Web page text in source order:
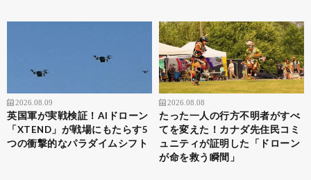
2026.08.09
英国軍が実戦検証！AIドローン
「XTEND」が戦場にもたらす5
つの衝撃的なパラダイムシフト
2026.08.08
たった一人の行方不明者がすべ
てを変えた！カナダ先住民コミ
ュニティが証明した「ドローン
が命を救う瞬間」